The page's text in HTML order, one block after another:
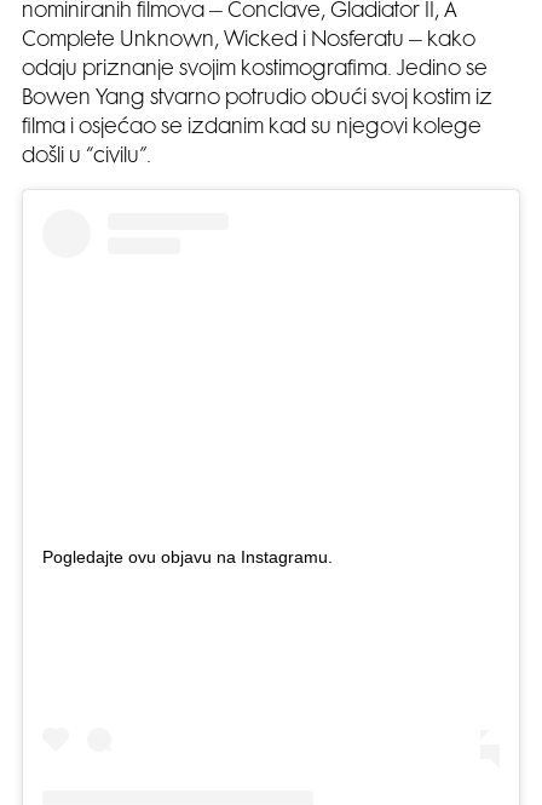
nominiranih filmova – Conclave, Gladiator II, A
Complete Unknown, Wicked i Nosferatu – kako
odaju priznanje svojim kostimografima. Jedino se
Bowen Yang stvarno potrudio obući svoj kostim iz
filma i osjećao se izdanim kad su njegovi kolege
došli u “civilu”.
Pogledajte ovu objavu na Instagramu.